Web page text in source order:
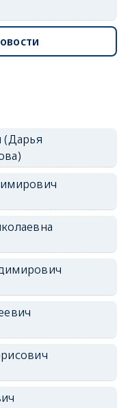
(Дарья